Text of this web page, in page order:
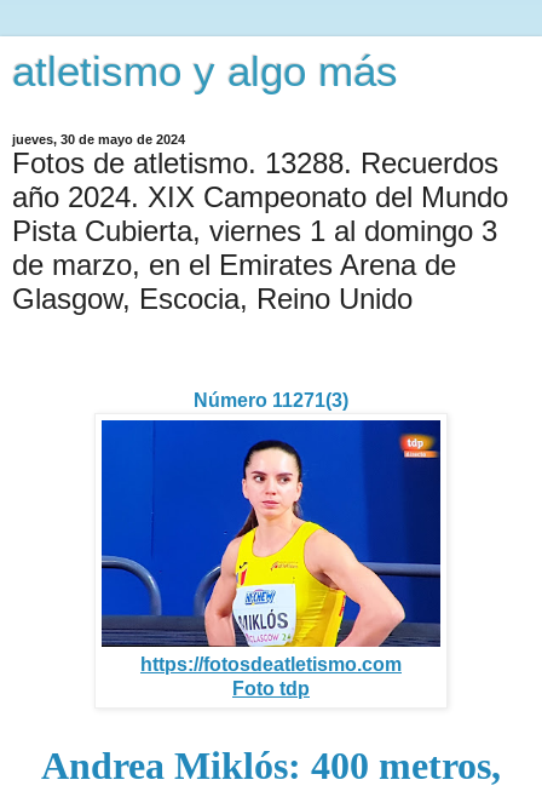
atletismo y algo más
jueves, 30 de mayo de 2024
Fotos de atletismo. 13288. Recuerdos
año 2024. XIX Campeonato del Mundo
Pista Cubierta, viernes 1 al domingo 3
de marzo, en el Emirates Arena de
Glasgow, Escocia, Reino Unido
Número 11271(3)
https://fotosdeatletismo.com
Foto tdp
Andrea Miklós: 400 metros,